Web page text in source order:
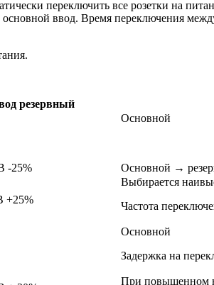
переключить все розетки на
ввод. Время переключения
резервный
Основной
-25% Основной →
+25%
Выбирается
Частота
Основной
Задержка на
При повышенном